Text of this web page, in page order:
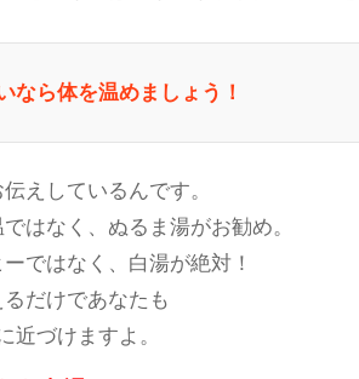
なら体を温めましょう！
えしているんです。
はなく、ぬるま湯がお勧め。
ではなく、白湯が絶対！
るだけであなたも
近づけますよ。